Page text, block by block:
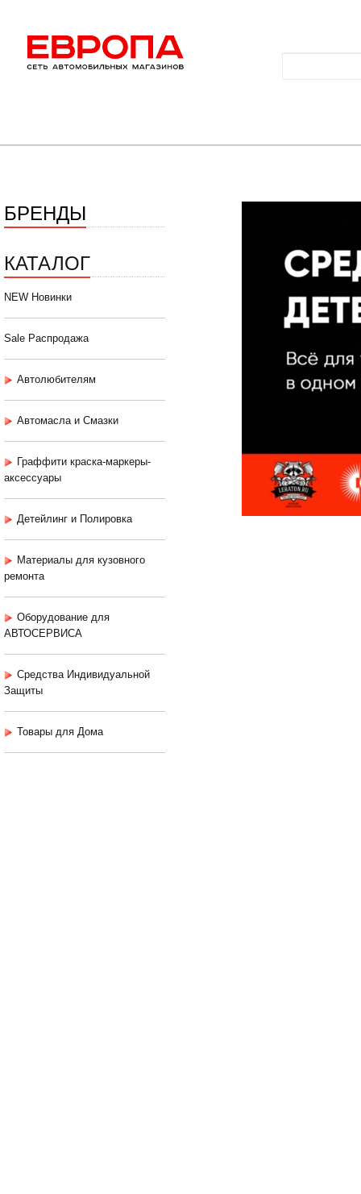
БРЕНДЫ
КАТАЛОГ
NEW Новинки
Sale Распродажа
Автолюбителям
Автомасла и Смазки
Граффити краска-маркеры-
аксессуары
Детейлинг и Полировка
Материалы для кузовного
ремонта
Оборудование для
АВТОСЕРВИСА
Средства Индивидуальной
Защиты
Товары для Дома